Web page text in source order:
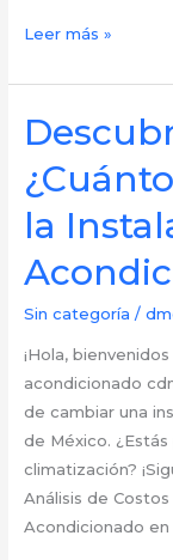
Desglosando
¿Cuánto
dinero
necesito
para
un
aire
acondicionado
en
CDMX?
Leer más »
la
Sin categoría /
¡Hola,
acondicionado
de cambiar una
de México.
climatización?
Análisis de
Acondicionado en